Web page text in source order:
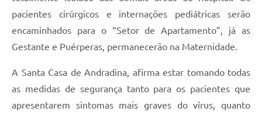
pacientes cirúrgicos e internações pediátricas serão
encaminhados para o “Setor de Apartamento”, já as
Gestante e Puérperas, permanecerão na Maternidade.
A Santa Casa de Andradina, afirma estar tomando todas
as medidas de segurança tanto para os pacientes que
apresentarem sintomas mais graves do vírus, quanto